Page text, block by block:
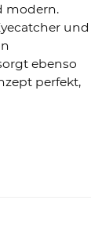
modern.
und
ebenso
perfekt,